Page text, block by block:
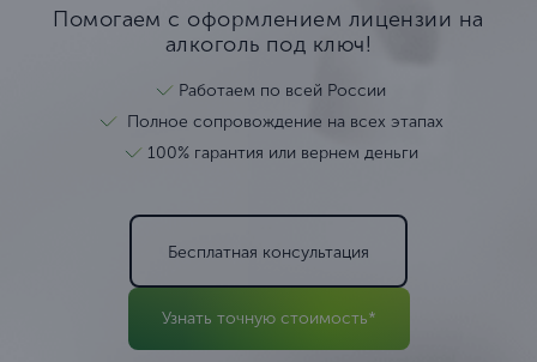
Помогаем с оформлением лицензии на
алкоголь под ключ!
Работаем по всей России
Полное сопровождение на всех этапах
100% гарантия или вернем деньги
Бесплатная консультация
Узнать точную стоимость*